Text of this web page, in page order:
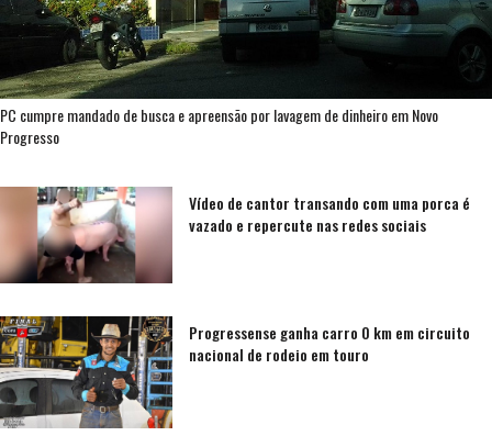
PC cumpre mandado de busca e apreensão por lavagem de dinheiro em Novo
Progresso
Vídeo de cantor transando com uma porca é
vazado e repercute nas redes sociais
Progressense ganha carro 0 km em circuito
nacional de rodeio em touro